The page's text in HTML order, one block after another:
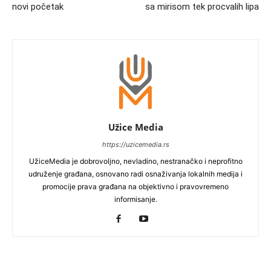
novi početak
sa mirisom tek procvalih lipa
Užice Media
https://uzicemedia.rs
UžiceMedia je dobrovoljno, nevladino, nestranačko i neprofitno
udruženje građana, osnovano radi osnaživanja lokalnih medija i
promocije prava građana na objektivno i pravovremeno
informisanje.